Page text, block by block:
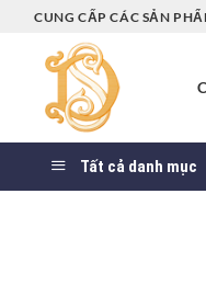
CUNG CẤP CÁC SẢN
Tất cả danh mục